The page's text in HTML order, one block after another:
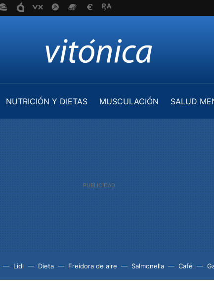
NUTRICIÓN Y DIETAS MUSCULACIÓN
SALUD
Lidl Dieta Freidora de aire Salmonella Café